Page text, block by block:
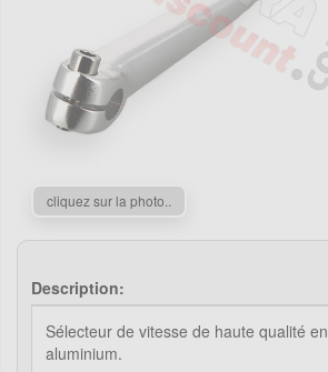
cliquez sur la photo..
Description:
Sélecteur de vitesse de haute qualité en
aluminium.